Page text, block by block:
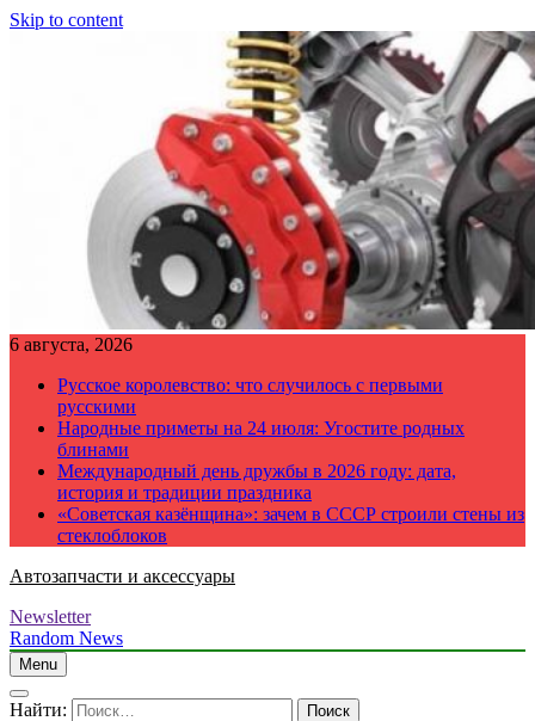
Skip to content
6 августа, 2026
Русское королевство: что случилось с первыми
русскими
Народные приметы на 24 июля: Угостите родных
блинами
Международный день дружбы в 2026 году: дата,
история и традиции праздника
«Советская казёнщина»: зачем в СССР строили стены из
стеклоблоков
Автозапчасти и аксессуары
Newsletter
Random News
Menu
Найти: